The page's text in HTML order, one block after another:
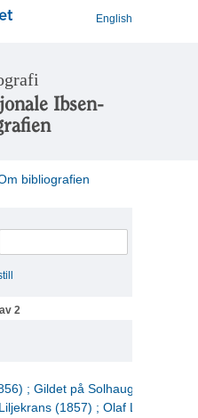
English
Ibsen-
bibliografien
2
; Gildet på Solhaug (1883) ;
(1857) ; Olaf Liljekrans